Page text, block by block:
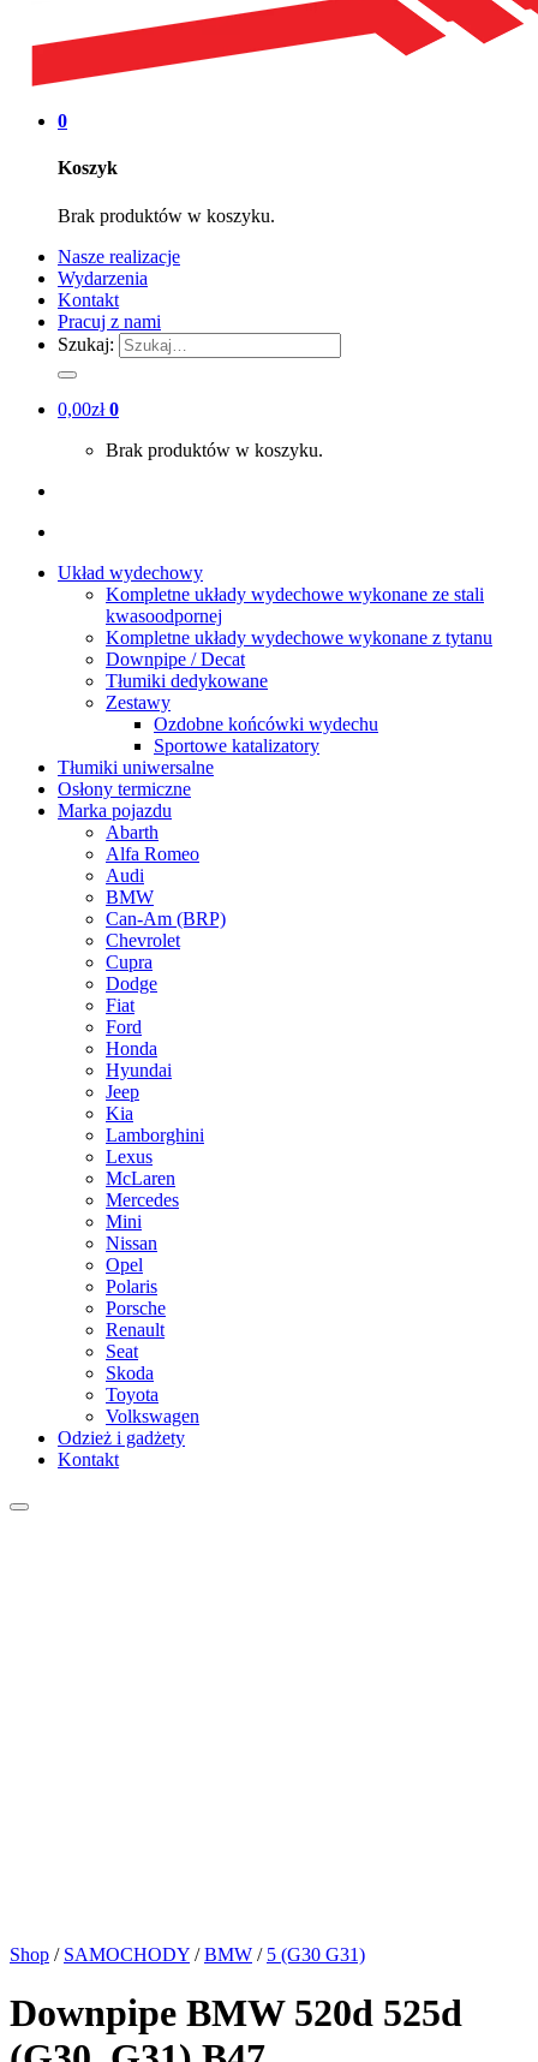
0
Koszyk
Brak produktów w koszyku.
Nasze realizacje
Wydarzenia
Kontakt
Pracuj z nami
Szukaj:
0,00zł 0
Brak produktów w koszyku.
Układ wydechowy
Kompletne układy wydechowe wykonane ze stali
kwasoodpornej
Kompletne układy wydechowe wykonane z tytanu
Downpipe / Decat
Tłumiki dedykowane
Zestawy
Ozdobne końcówki wydechu
Sportowe katalizatory
Tłumiki uniwersalne
Osłony termiczne
Marka pojazdu
Abarth
Alfa Romeo
Audi
BMW
Can-Am (BRP)
Chevrolet
Cupra
Dodge
Fiat
Ford
Honda
Hyundai
Jeep
Kia
Lamborghini
Lexus
McLaren
Mercedes
Mini
Nissan
Opel
Polaris
Porsche
Renault
Seat
Skoda
Toyota
Volkswagen
Odzież i gadżety
Kontakt
Shop / SAMOCHODY / BMW / 5 (G30 G31)
Downpipe BMW 520d 525d